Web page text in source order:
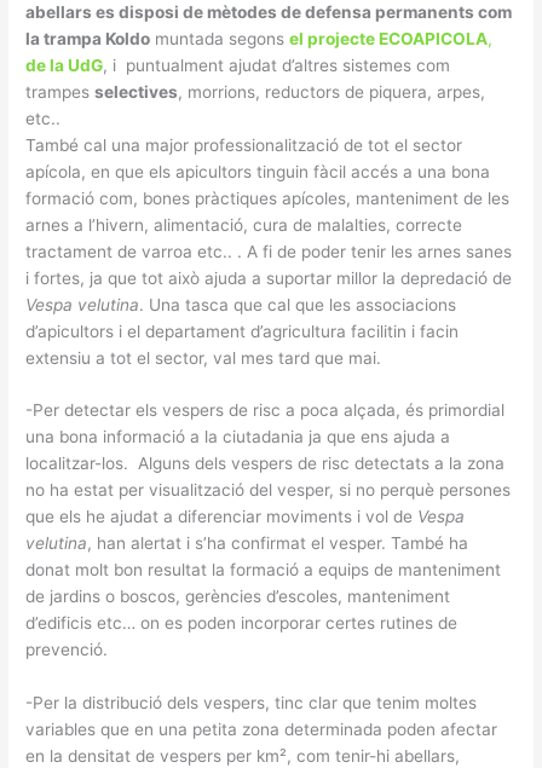
abellars es disposi de mètodes de defensa permanents com
la trampa Koldo muntada segonsel projecte ECOAPICOLA,
de la UdG, i puntualment ajudat d’altres sistemes com
trampesselectives, morrions, reductors de piquera, arpes,
etc..
També cal una major professionalització de tot el sector
apícola, en que els apicultors tinguin fàcil accés a una bona
formació com, bones pràctiques apícoles, manteniment de les
arnes a l’hivern, alimentació, cura de malalties, correcte
tractament de varroa etc.. . A fi de poder tenir les arnes sanes
i fortes, ja que tot això ajuda a suportar millor la depredació de
Vespa velutina. Una tasca que cal que les associacions
d’apicultors i el departament d’agricultura facilitin i facin
extensiu a tot el sector, val mes tard que mai.
-Per detectar els vespers de risc a poca alçada, és primordial
una bona informació a la ciutadania ja que ens ajuda a
localitzar-los. Alguns dels vespers de risc detectats a la zona
no ha estat per visualització del vesper, si no perquè persones
que els he ajudat a diferenciar moviments i vol de Vespa
velutina, han alertat i s’ha confirmat el vesper. També ha
donat molt bon resultat la formació a equips de manteniment
de jardins o boscos, gerències d’escoles, manteniment
d’edificis etc… on es poden incorporar certes rutines de
prevenció.
-Per la distribució dels vespers, tinc clar que tenim moltes
variables que en una petita zona determinada poden afectar
en la densitat de vespers per km², com tenir-hi abellars,